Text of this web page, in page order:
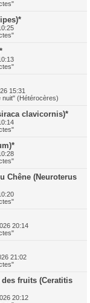
15:31
nuit" (Hétérocères)
clavicornis)*
Chêne (Neuroterus
20:14
21:02
des fruits (Ceratitis
20:12